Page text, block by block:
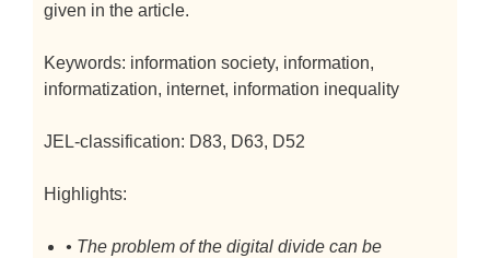
given in the article.
Keywords: information society, information,
informatization, internet, information inequality
JEL-classification: D83, D63, D52
Highlights:
• The problem of the digital divide can be